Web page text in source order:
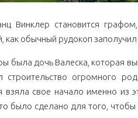
Винклер становится
как обычный рудокоп
была дочь Валеска, которая
огромного
взяла свое начало именно из
было сделано для того, чтобы